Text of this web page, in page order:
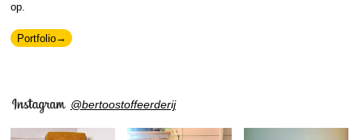
op.
Portfolio
@bertoostoffeerderij